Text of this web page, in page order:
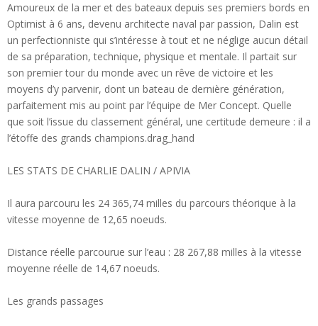
Amoureux de la mer et des bateaux depuis ses premiers bords en
Optimist à 6 ans, devenu architecte naval par passion, Dalin est
un perfectionniste qui s’intéresse à tout et ne néglige aucun détail
de sa préparation, technique, physique et mentale. Il partait sur
son premier tour du monde avec un rêve de victoire et les
moyens d’y parvenir, dont un bateau de dernière génération,
parfaitement mis au point par l’équipe de Mer Concept. Quelle
que soit l’issue du classement général, une certitude demeure : il a
l’étoffe des grands champions.drag_hand
LES STATS DE CHARLIE DALIN / APIVIA
Il aura parcouru les 24 365,74 milles du parcours théorique à la
vitesse moyenne de 12,65 noeuds.
Distance réelle parcourue sur l’eau : 28 267,88 milles à la vitesse
moyenne réelle de 14,67 noeuds.
Les grands passages